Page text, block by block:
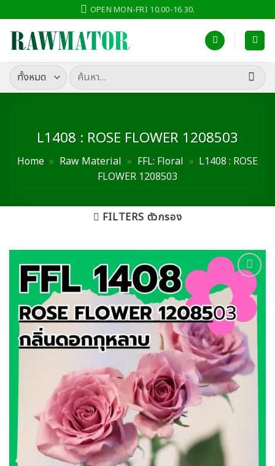
ไป
เนื้อหา
OPEN MON-FRI 10.00-16.30.
ค้นหา:
L1408 : ROSE FLOWER 1208503
Home » Raw Material » FFL: Floral » L1408 : ROSE
FLOWER 1208503
FILTERS ตัวกรอง
Add to
wishlist